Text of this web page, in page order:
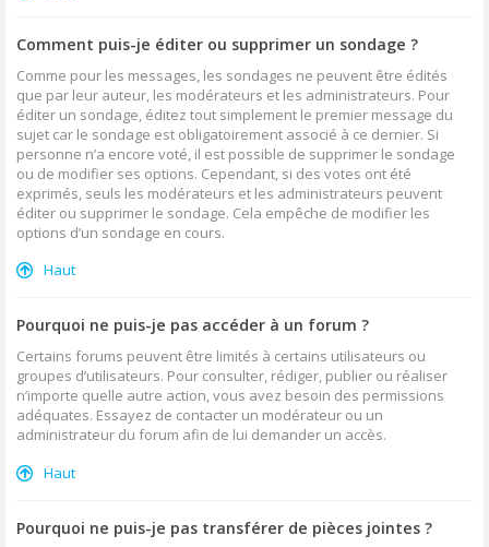
Comment puis-je éditer ou supprimer un sondage ?
Comme pour les messages, les sondages ne peuvent être édités
que par leur auteur, les modérateurs et les administrateurs. Pour
éditer un sondage, éditez tout simplement le premier message du
sujet car le sondage est obligatoirement associé à ce dernier. Si
personne n’a encore voté, il est possible de supprimer le sondage
ou de modifier ses options. Cependant, si des votes ont été
exprimés, seuls les modérateurs et les administrateurs peuvent
éditer ou supprimer le sondage. Cela empêche de modifier les
options d’un sondage en cours.
Haut
Pourquoi ne puis-je pas accéder à un forum ?
Certains forums peuvent être limités à certains utilisateurs ou
groupes d’utilisateurs. Pour consulter, rédiger, publier ou réaliser
n’importe quelle autre action, vous avez besoin des permissions
adéquates. Essayez de contacter un modérateur ou un
administrateur du forum afin de lui demander un accès.
Haut
Pourquoi ne puis-je pas transférer de pièces jointes ?